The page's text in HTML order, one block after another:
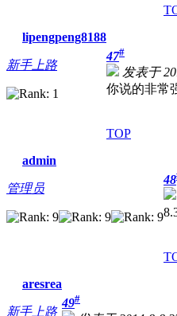
lipengpeng8188
新手上路
47#
发表于
你说的非常
TOP
admin
管理员
48
aresrea
新手上路
49#